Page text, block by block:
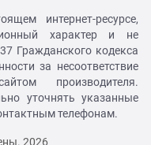
интернет-ресурсе,
характер и не
Гражданского кодекса
за несоответствие
производителя.
уточнять указанные
телефонам.
2026